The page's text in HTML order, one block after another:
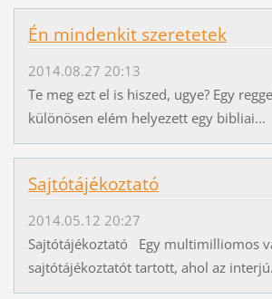
Én mindenkit szeretetek
2014.08.27 20:13
Te meg ezt el is hiszed, ugye? Egy
különösen elém helyezett egy bibliai...
Sajtótájékoztató
2014.05.12 20:27
Sajtótájékoztató Egy multimilliomos
sajtótájékoztatót tartott, ahol az